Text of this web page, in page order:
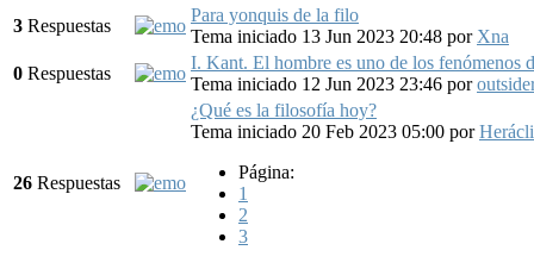
3 Respuestas
Para yonquis de la filo
Tema iniciado 13 Jun 2023 20:48 por Xna
0 Respuestas
I. Kant. El hombre es uno de los fenómenos
Tema iniciado 12 Jun 2023 23:46 por
26 Respuestas
¿Qué es la filosofía hoy?
Tema iniciado 20 Feb 2023 05:00 por
Página:
1
2
3